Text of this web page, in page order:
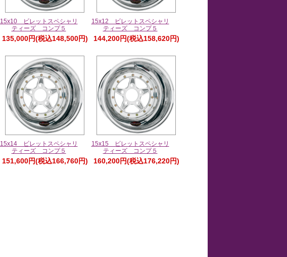
15x10 ビレットスペシャリ
ティーズ コンプ５
135,000円(税込148,500円)
15x12 ビレットスペシャリ
ティーズ コンプ５
144,200円(税込158,620円)
15x14 ビレットスペシャリ
ティーズ コンプ５
151,600円(税込166,760円)
15x15 ビレットスペシャリ
ティーズ コンプ５
160,200円(税込176,220円)